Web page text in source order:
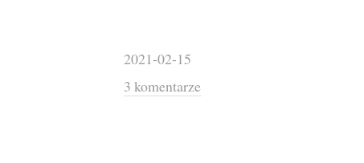
2021-02-15
3 komentarze